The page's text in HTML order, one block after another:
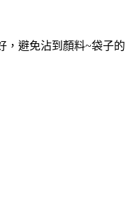
，避免沾到顏料~袋子的